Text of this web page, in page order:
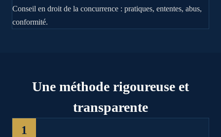
Conseil en droit de la concurrence : pratiques, ententes, abus,
conformité.
Une méthode rigoureuse et
transparente
1